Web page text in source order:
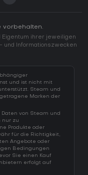
vorbehalten.
Eigentum ihrer jeweiligen
und Informationszwecken
und ist nicht mit
Steam und
Marken der
von Steam und
nur zu
Produkte oder
für die Richtigkeit,
Angebote oder
Bedingungen
Sie einen Kauf
erfolgt auf